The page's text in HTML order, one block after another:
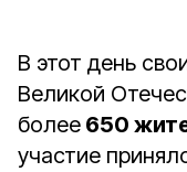
В этот день
Великой
более 650
участие